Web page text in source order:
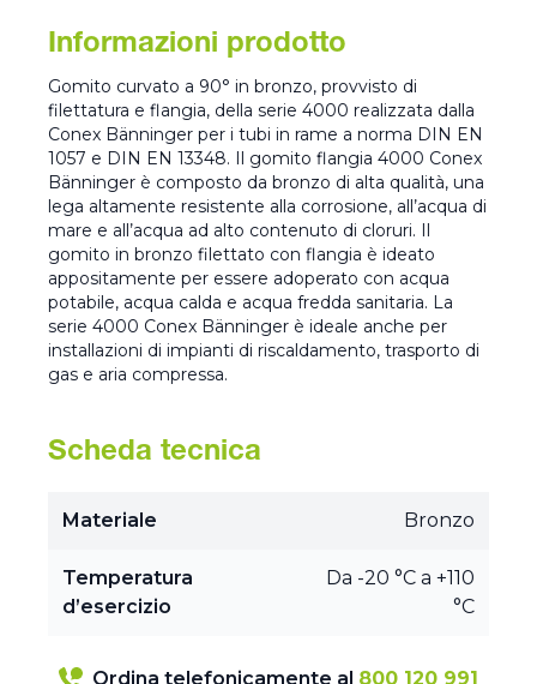
Informazioni prodotto
Gomito curvato a 90° in bronzo, provvisto di
filettatura e flangia, della serie 4000 realizzata dalla
Conex Bänninger per i tubi in rame a norma DIN EN
1057 e DIN EN 13348. Il gomito flangia 4000 Conex
Bänninger è composto da bronzo di alta qualità, una
lega altamente resistente alla corrosione, all’acqua di
mare e all’acqua ad alto contenuto di cloruri. Il
gomito in bronzo filettato con flangia è ideato
appositamente per essere adoperato con acqua
potabile, acqua calda e acqua fredda sanitaria. La
serie 4000 Conex Bänninger è ideale anche per
installazioni di impianti di riscaldamento, trasporto di
gas e aria compressa.
Scheda tecnica
Materiale Bronzo
Temperatura
d’esercizio
Da -20 °C a +110
°C
Ordina telefonicamente al 800 120 991